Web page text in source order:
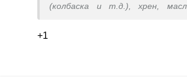
(колбаска и т.д.), хрен,
+1